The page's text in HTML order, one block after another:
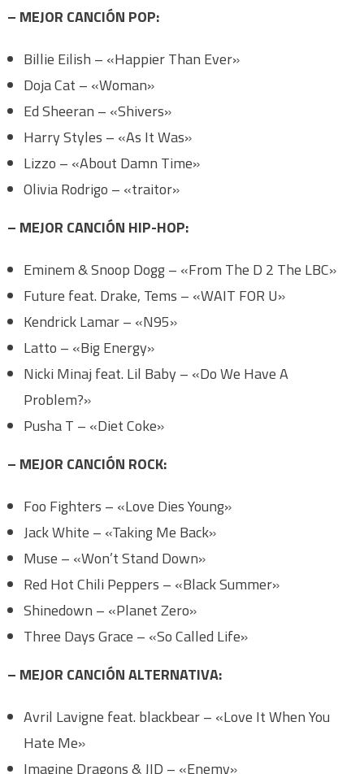
– MEJOR CANCIÓN POP:
Billie Eilish – «Happier Than Ever»
Doja Cat – «Woman»
Ed Sheeran – «Shivers»
Harry Styles – «As It Was»
Lizzo – «About Damn Time»
Olivia Rodrigo – «traitor»
– MEJOR CANCIÓN HIP-HOP:
Eminem & Snoop Dogg – «From The D 2 The LBC»
Future feat. Drake, Tems – «WAIT FOR U»
Kendrick Lamar – «N95»
Latto – «Big Energy»
Nicki Minaj feat. Lil Baby – «Do We Have A
Problem?»
Pusha T – «Diet Coke»
– MEJOR CANCIÓN ROCK:
Foo Fighters – «Love Dies Young»
Jack White – «Taking Me Back»
Muse – «Won’t Stand Down»
Red Hot Chili Peppers – «Black Summer»
Shinedown – «Planet Zero»
Three Days Grace – «So Called Life»
– MEJOR CANCIÓN ALTERNATIVA:
Avril Lavigne feat. blackbear – «Love It When You
Hate Me»
Imagine Dragons & JID – «Enemy»